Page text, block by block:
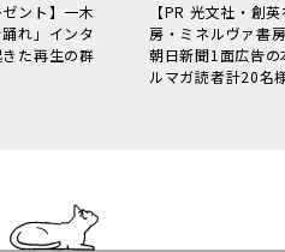
ント】一木
れ」インタ
た再生の群
【PR 光文社・創
房・ミネルヴァ書
朝日新聞1面広告の
ルマガ読者計20名